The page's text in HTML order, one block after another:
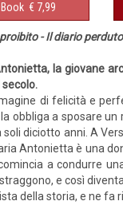
€ 7,99
- Il diario
la giovane
secolo.
di felicità e
obbliga a sposare
soli diciotto anni. A
Antonietta è una
a condurre
e così
della storia, e ne